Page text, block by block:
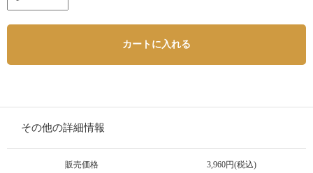
カートに入れる
その他の詳細情報
販売価格 3,960円(税込)